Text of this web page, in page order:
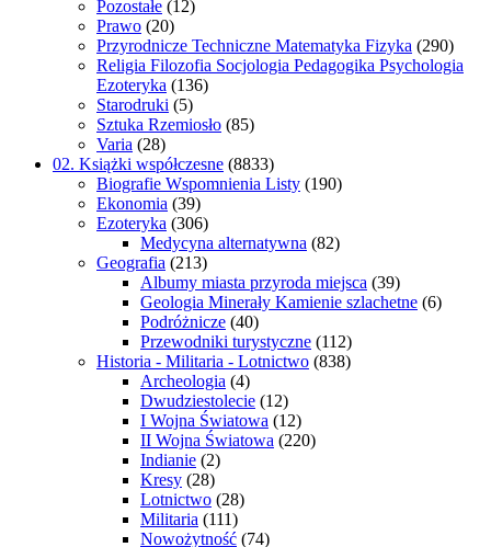
Pozostałe (12)
Prawo (20)
Przyrodnicze Techniczne Matematyka Fizyka (290)
Religia Filozofia Socjologia Pedagogika Psychologia
Ezoteryka (136)
Starodruki (5)
Sztuka Rzemiosło (85)
Varia (28)
02. Książki współczesne (8833)
Biografie Wspomnienia Listy (190)
Ekonomia (39)
Ezoteryka (306)
Medycyna alternatywna (82)
Geografia (213)
Albumy miasta przyroda miejsca (39)
Geologia Minerały Kamienie szlachetne (6)
Podróżnicze (40)
Przewodniki turystyczne (112)
Historia - Militaria - Lotnictwo (838)
Archeologia (4)
Dwudziestolecie (12)
I Wojna Światowa (12)
II Wojna Światowa (220)
Indianie (2)
Kresy (28)
Lotnictwo (28)
Militaria (111)
Nowożytność (74)